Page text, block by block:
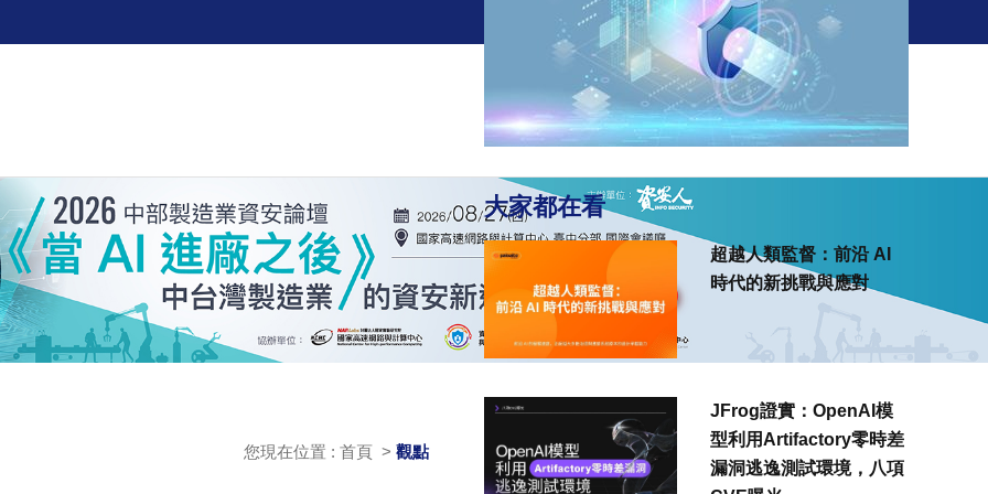
訂閱電子報
新聞 觀點 解決方案 活動
您現在位置 : 首頁 > 觀點
大家都在看
超越人類監督：前沿 AI
時代的新挑戰與應對
JFrog證實：OpenAI模
型利用Artifactory零時差
漏洞逃逸測試環境，八項